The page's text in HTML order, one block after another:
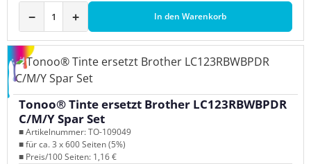
− + In den Warenkorb
Tonoo® Tinte ersetzt Brother LC123RBWBPDR
C/M/Y Spar Set
■ Artikelnummer: TO-109049
■ für ca. 3 x 600 Seiten (5%)
■ Preis/100 Seiten: 1,16 €